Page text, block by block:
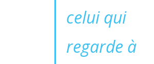
celui qui
regarde à